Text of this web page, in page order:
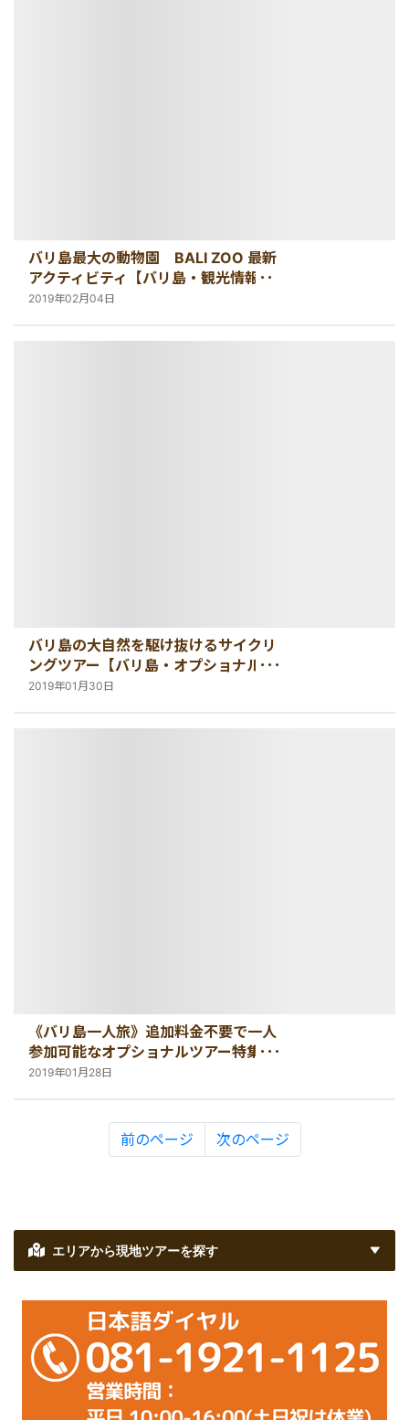
バリ島最大の動物園 BALI ZOO 最新
アクティビティ【バリ島・観光情報】
2019年02月04日
バリ島の大自然を駆け抜けるサイクリ
ングツアー【バリ島・オプショナルツ
アー情報】
2019年01月30日
《バリ島一人旅》追加料金不要で一人
参加可能なオプショナルツアー特集
【バリ島・オプショナルツアー情報】
2019年01月28日
前のページ 次のページ
エリアから現地ツアーを探す